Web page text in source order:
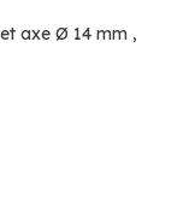
axe Ø 14 mm ,